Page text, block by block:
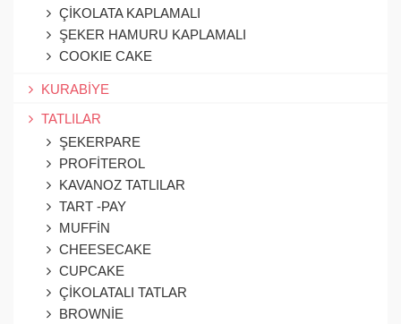
ÇİKOLATA KAPLAMALI
ŞEKER HAMURU KAPLAMALI
COOKIE CAKE
KURABİYE
TATLILAR
ŞEKERPARE
PROFİTEROL
KAVANOZ TATLILAR
TART -PAY
MUFFİN
CHEESECAKE
CUPCAKE
ÇİKOLATALI TATLAR
BROWNİE